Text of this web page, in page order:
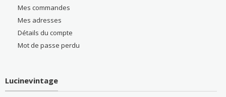
Mes commandes
Mes adresses
Détails du compte
Mot de passe perdu
Lucinevintage